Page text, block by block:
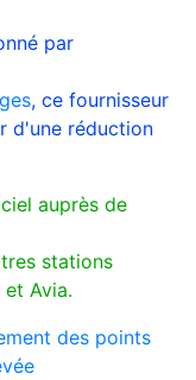
par
, ce fournisseur
d'une réduction
auprès de
stations
Avia.
des points